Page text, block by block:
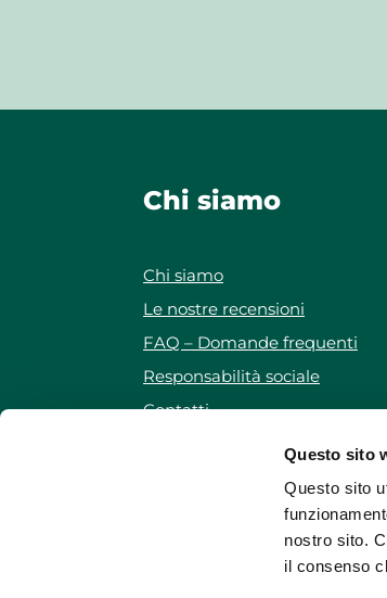
Questo sito
Questo sito
nostro sito.
il consenso
Chi siamo
Chi siamo
Le nostre recensioni
FAQ – Domande frequenti
Responsabilità sociale
Contatti
Iscriviti alla newsletter